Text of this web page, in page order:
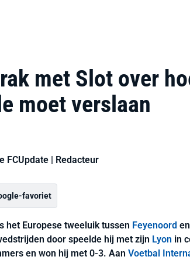
met Slot over
moet verslaan
FCUpdate | Redacteur
favoriet
het Europese tweeluik tussen Feyenoord
door speelde hij met zijn Lyon in
en won hij met 0-3. Aan Voetbal